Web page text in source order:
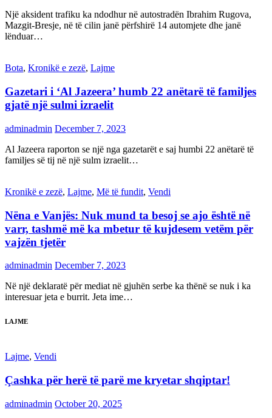
Një aksident trafiku ka ndodhur në autostradën Ibrahim Rugova,
Mazgit-Bresje, në të cilin janë përfshirë 14 automjete dhe janë
lënduar…
Bota, Kronikë e zezë, Lajme
Gazetari i ‘Al Jazeera’ humb 22 anëtarë të familjes
gjatë një sulmi izraelit
adminadmin December 7, 2023
Al Jazeera raporton se një nga gazetarët e saj humbi 22 anëtarë të
familjes së tij në një sulm izraelit…
Kronikë e zezë, Lajme, Më të fundit, Vendi
Nëna e Vanjës: Nuk mund ta besoj se ajo është në
varr, tashmë më ka mbetur të kujdesem vetëm për
vajzën tjetër
adminadmin December 7, 2023
Në një deklaratë për mediat në gjuhën serbe ka thënë se nuk i ka
interesuar jeta e burrit. Jeta ime…
LAJME
Lajme, Vendi
Çashka për herë të parë me kryetar shqiptar!
adminadmin October 20, 2025